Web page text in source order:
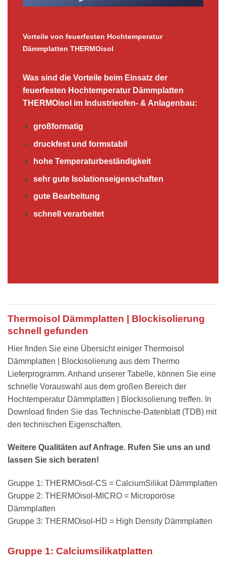
Vorteile von feuerfesten Hochtemperatur
Dämmplatten THERMOisol
Was sind die Vorteile beim Einsatz der
feuerfesten Hochtemperatur Dämmplatten
THERMOisol im Industrieofen- & Anlagenbau:
großformatig
druckfest und formstabil
hohe Temperaturbeständigkeit
sehr gute Isolationseigenschaften
gute Bearbeitung
schnell verarbeitet
Thermoisol Dämmplatten | Blockisolierung
schnell gefunden
Hier finden Sie eine Übersicht einiger Thermoisol
Dämmplatten | Blockisolierung aus dem Thermo
Lieferprogramm. Anhand unserer Tabelle, können Sie eine
schnelle Vorauswahl aus dem großen Bereich der
Hochtemperatur Dämmplatten | Blockisolierung treffen. In
Download finden Sie das Technische-Datenblatt (TDB) mit
den technischen Eigenschaften.
Weitere Qualitäten auf Anfrage. Rufen Sie uns an und
lassen Sie sich beraten!
Gruppe 1: THERMOisol-CS = CalciumSilikat Dämmplatten
Gruppe 2: THERMOisol-MICRO = Microporöse
Dämmplatten
Gruppe 3: THERMOisol-HD = High Density Dämmplatten
Gruppe 1: Calciumsilikatplatten